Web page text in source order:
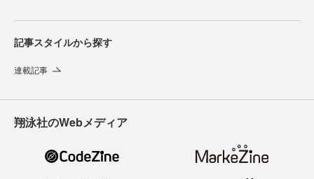
記事スタイルから探す
連載記事
翔泳社のWebメディア